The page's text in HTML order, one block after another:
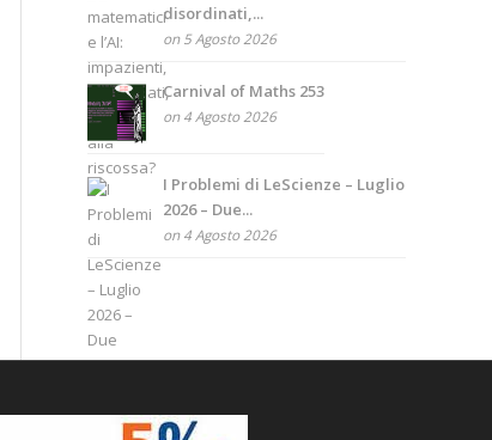
disordinati,...
on 5 Agosto 2026
Carnival of Maths 253
on 4 Agosto 2026
I Problemi di LeScienze – Luglio
2026 – Due...
on 4 Agosto 2026